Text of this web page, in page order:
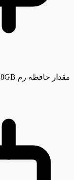
مقدار حافظه رم 8GB